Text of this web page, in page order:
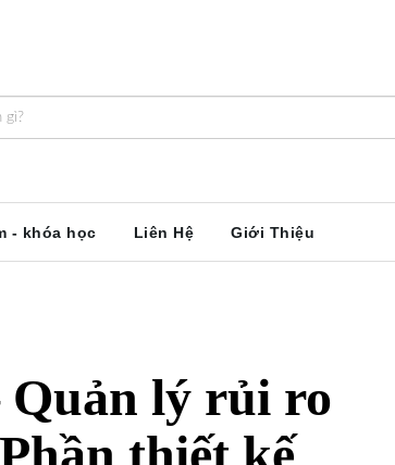
- khóa học Liên Hệ Giới Thiệu
Quản lý rủi ro